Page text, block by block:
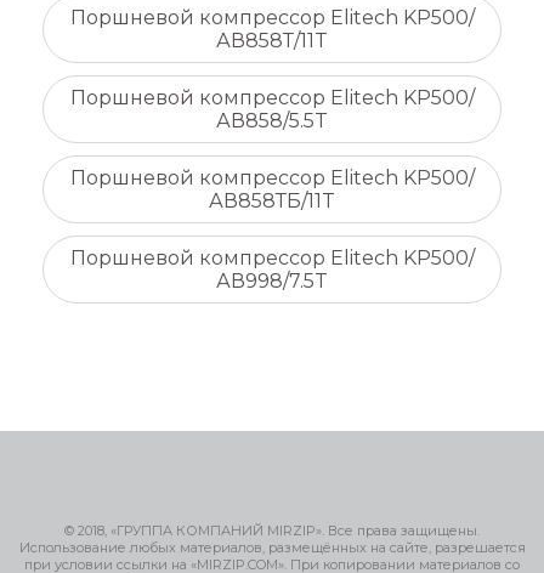
Поршневой компрессор Elitech KP500/
АВ858Т/11T
Поршневой компрессор Elitech KP500/
АВ858/5.5T
Поршневой компрессор Elitech KP500/
АВ858ТБ/11T
Поршневой компрессор Elitech KP500/
АВ998/7.5T
© 2018, «ГРУППА КОМПАНИЙ MIRZIP». Все права защищены.
Использование любых материалов, размещённых на сайте, разрешается
при условии ссылки на «MIRZIP.COM». При копировании материалов со